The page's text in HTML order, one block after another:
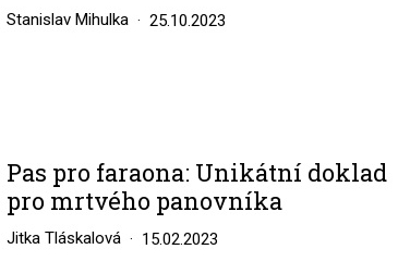
Stanislav Mihulka 25.10.2023
Pas pro faraona: Unikátní doklad
pro mrtvého panovníka
Jitka Tláskalová 15.02.2023